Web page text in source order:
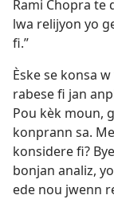
Rami Chopra te
lwa relijyon yo
fi.”
Èske se konsa
rabese fi jan
Pou kèk moun,
konprann sa.
konsidere fi?
bonjan analiz,
ede nou jwenn